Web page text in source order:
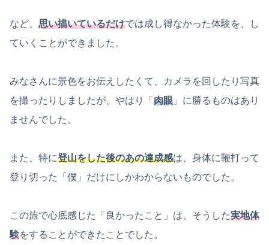
など、 思い描いているだけでは成し得なかった体験を、し
ていくことができました。
みなさんに景色をお伝えしたくて、カメラを回したり写真
を撮ったりしましたが、やはり「 肉眼 」に勝るものはあり
ませんでした。
また、特に登山をした後のあの達成感は、身体に鞭打って
登り切った「僕」だけにしかわからないものでした。
この旅で心底感じた「良かったこと」は、そうした実地体
験をすることができたことでした。